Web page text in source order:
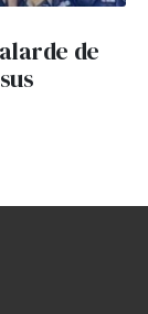
de